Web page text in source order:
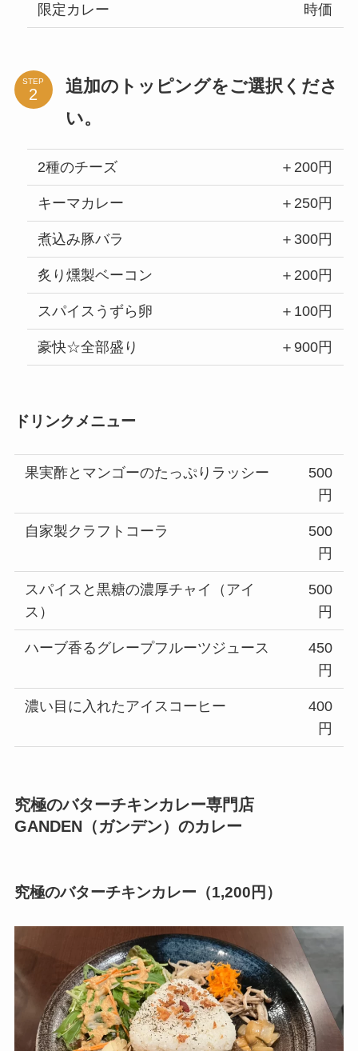
限定カレー 時価
STEP
追加のトッピングをご選択くださ
い。
2種のチーズ ＋200円
キーマカレー ＋250円
煮込み豚バラ ＋300円
炙り燻製ベーコン ＋200円
スパイスうずら卵 ＋100円
豪快☆全部盛り ＋900円
ドリンクメニュー
果実酢とマンゴーのたっぷりラッシー
500
円
自家製クラフトコーラ
500
円
スパイスと黒糖の濃厚チャイ（アイ
ス）
500
円
ハーブ香るグレープフルーツジュース
450
円
濃い目に入れたアイスコーヒー
400
円
究極のバターチキンカレー専門店
GANDEN（ガンデン）のカレー
究極のバターチキンカレー（1,200円）